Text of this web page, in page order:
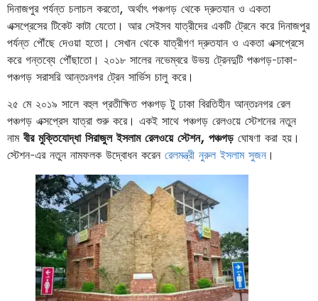
দিনাজপুর পর্যন্ত চলাচল করতো, অর্থাৎ পঞ্চগড় থেকে দ্রুতযান ও একতা
এক্সপ্রেসের টিকেট কাটা যেতো। আর সেইসব যাত্রীদের একটি ট্রেনে করে দিনাজপুর
পর্যন্ত পৌঁছে দেওয়া হতো। সেখান থেকে যাত্রীগণ দ্রুতযান ও একতা এক্সপ্রেসে
করে গন্তব্যে পৌঁছাতো। ২০১৮ সালের নভেম্বরে উভয় ট্রেনদুটি পঞ্চগড়-ঢাকা-
পঞ্চগড় সরাসরি আন্তঃনগর ট্রেন সার্ভিস চালু করে।
২৫ মে ২০১৯ সালে বহুল প্রতীক্ষিত পঞ্চগড় টু ঢাকা বিরতিহীন আন্তঃনগর রেল
পঞ্চগড় এক্সপ্রেস যাত্রা শুরু করে। একই সাথে পঞ্চগড় রেলওয়ে স্টেশনের নতুন
নামবীর মুক্তিযোদ্ধা সিরাজুল ইসলাম রেলওয়ে স্টেশন, পঞ্চগড়ঘোষণা করা হয়।
স্টেশন-এর নতুন নামফলক উদ্বোধন করেন রেলমন্ত্রী নুরুল ইসলাম সুজন ।